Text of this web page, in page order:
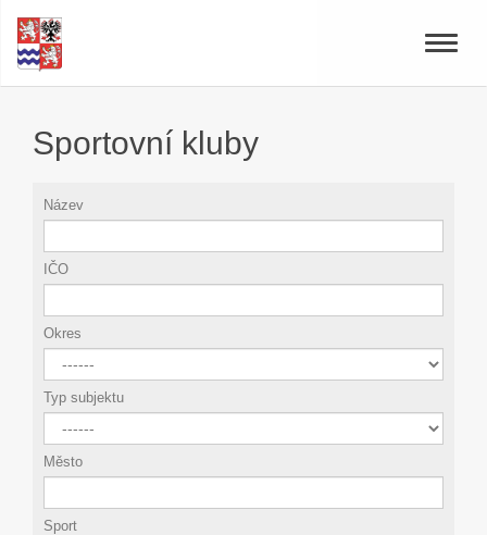
Toggle
Sportovní kluby
Název
IČO
Okres
Typ subjektu
Město
Sport